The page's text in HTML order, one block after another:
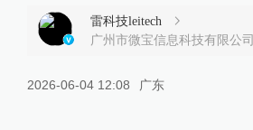
雷科技leitech
广州市微宝信息科技有限公司
2026-06-04 12:08 广东